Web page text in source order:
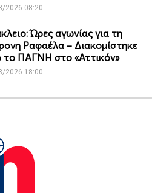
2026 08:20
Ώρες αγωνίας για τη
Ραφαέλα – Διακομίστηκε
το ΠΑΓΝΗ στο «Αττικόν»
2026 18:00